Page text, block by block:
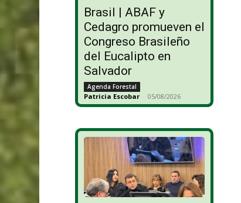
Brasil | ABAF y
Cedagro promueven el
Congreso Brasileño
del Eucalipto en
Salvador
Agenda Forestal
Patricia Escobar - 05/08/2026